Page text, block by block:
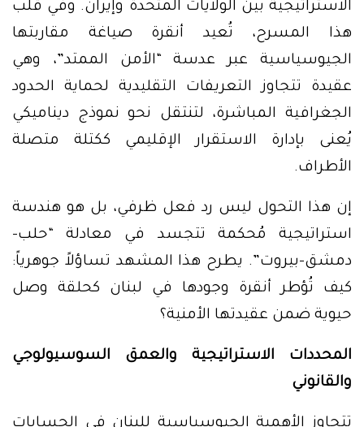
الاستراتيجية بين الولايات المتحدة وإيران. وفي قلب
هذا المسرح، تُعيد أنقرة صياغة مقاربتها
الجيوسياسية عبر عدسة “الأمن الممتد”، وهي
عقيدة تتجاوز التعريفات التقليدية لحماية الحدود
الجغرافية المباشرة، لتنتقل نحو نموذج ديناميكي
يُعنى بإدارة الاستقرار الإقليمي ككتلة متصلة
الأطراف.
إن هذا التحول ليس رد فعل ظرفي، بل هو هندسة
استراتيجية مُحكمة تتجسد في معادلة “حلب-
دمشق-بيروت”. يطرح هذا المشهد تساؤلاً جوهرياً:
كيف تُؤطر أنقرة وجودها في لبنان كحلقة وصل
حيوية ضمن عقيدتها الأمنية؟
المحددات الاستراتيجية والعمق السوسيولوجي
والقانوني